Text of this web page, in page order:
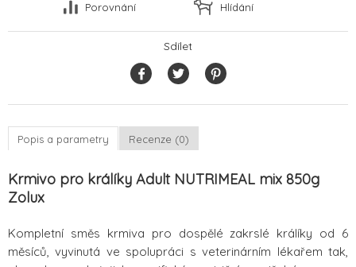
Porovnání
Hlídání
Sdílet
Popis a parametry Recenze (0)
Krmivo pro králíky Adult NUTRIMEAL mix 850g
Zolux
Kompletní směs krmiva pro dospělé zakrslé králíky od 6
měsíců, vyvinutá ve spolupráci s veterinárním lékařem tak,